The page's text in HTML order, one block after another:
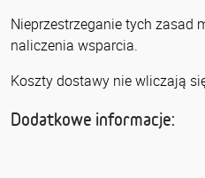
Nieprzestrzeganie tych zasad
naliczenia wsparcia.
Koszty dostawy nie wliczają
Dodatkowe informacje: